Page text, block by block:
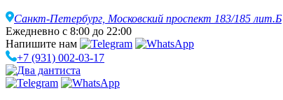
Санкт-Петербург, Московский проспект 183/185 лит.Б
Ежедневно с 8:00 до 22:00
Напишите нам
+7 (931) 002-03-17